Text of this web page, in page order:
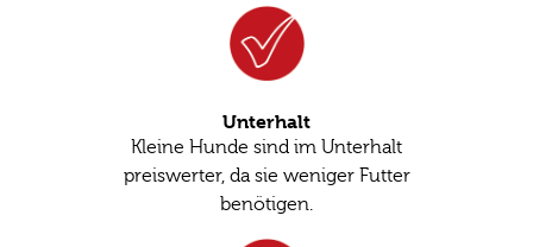
Unterhalt
Kleine Hunde sind im Unterhalt
preiswerter, da sie weniger Futter
benötigen.